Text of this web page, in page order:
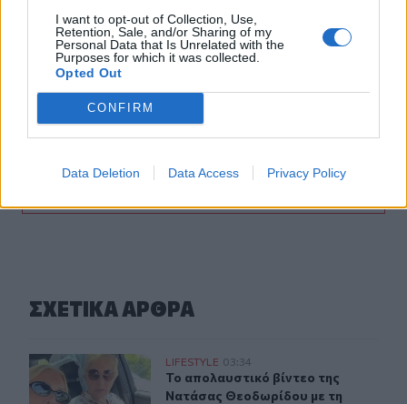
I want to opt-out of Collection, Use,
Retention, Sale, and/or Sharing of my
Personal Data that Is Unrelated with the
Purposes for which it was collected.
Opted Out
CONFIRM
Data Deletion Data Access Privacy Policy
Ο έρωτας θα πρωταγωνιστήσει στη ζωή αυτών των
ζωδίων τον Αύγουστο
01:42
Καύσωνας στο γραφείο: Πόσο μπορεί να χαλαρώσει το
dress code
ΣΧΕΤΙΚA AΡΘΡΑ
Το απολαυστικό βίντεο της Νατάσας Θεοδωρίδου με τη
LIFESTYLE 03:34
Το απολαυστικό βίντεο της
Το απολαυστικό βίντεο της
Νατάσας Θεοδωρίδου με τη